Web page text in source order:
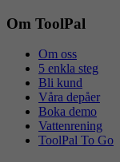
Om ToolPal
Om oss
5 enkla steg
Bli kund
Våra depåer
Boka demo
Vattenrening
ToolPal To Go